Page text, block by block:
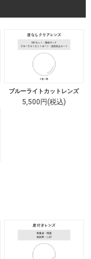
ブルーライトカットレンズ
5,500円(税込)